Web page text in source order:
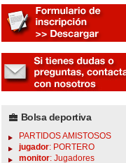
Bolsa deportiva
PARTIDOS AMISTOSOS
jugador: PORTERO
monitor: Jugadores